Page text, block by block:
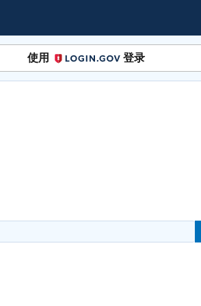
使用 Login.gov 登录